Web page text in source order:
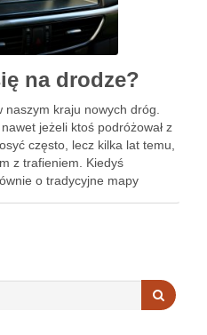
na drodze?
kraju nowych dróg.
jeżeli ktoś podróżował z
często, lecz kilka lat temu,
z trafieniem. Kiedyś
o tradycyjne mapy